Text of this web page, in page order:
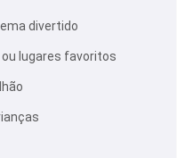
divertido
lugares favoritos